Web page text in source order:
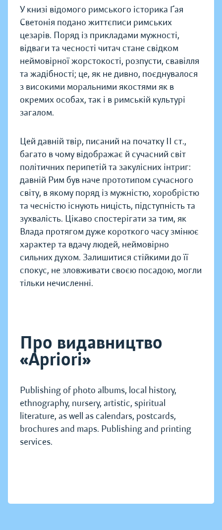
У книзі відомого римського історика Ґая
Светонія подано життєписи римських
цезарів. Поряд із прикладами мужності,
відваги та чесності читач стане свідком
неймовірної жорстокості, розпусти, свавілля
та жадібності; це, як не дивно, поєднувалося
з високими моральними якостями як в
окремих особах, так і в римській культурі
загалом.
Цей давній твір, писаний на початку ІІ ст.,
багато в чому відображає й сучасний світ
політичних перипетій та за­кулісних інтриг:
давній Рим був наче прототипом сучасного
світу, в якому поряд із мужністю, хоробрістю
та чесністю існу­ють ницість, підступність та
зухвалість. Цікаво спостерігати за тим, як
Влада протягом дуже короткого часу змінює
характер та вдачу людей, неймовірно
сильних духом. Залишитися стійкими до її
спокус, не зловживати своєю по­садою, могли
тільки нечислен­ні.
Про видавництво
«Apriori»
Publishing of photo albums, local history,
ethnography, nursery, artistic, spiritual
literature, as well as calendars, postcards,
brochures and maps. Publishing and printing
services.